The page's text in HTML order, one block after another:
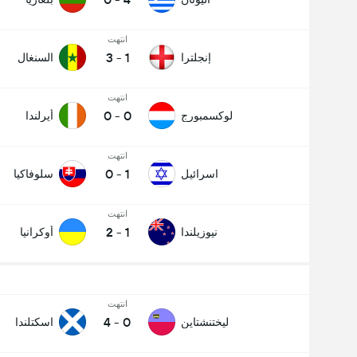
إنجلترا
انتهت
1
-
3 السنغال
لوكسمبورج
انتهت
0
-
0 أيرلندا
اسرائيل
انتهت
1
-
0 سلوفاكيا
نيوزيلندا
انتهت
1
-
2 أوكرانيا
ليختنشتاين
انتهت
0
-
4 اسكتلندا